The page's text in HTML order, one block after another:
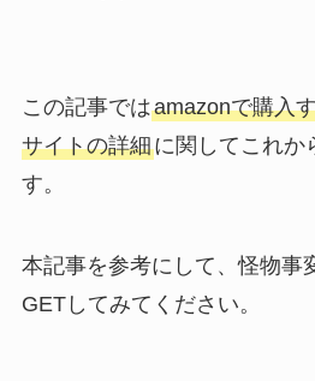
この記事ではamazonで購入
サイトの詳細に関してこれか
す。
本記事を参考にして、怪物事
GETしてみてください。